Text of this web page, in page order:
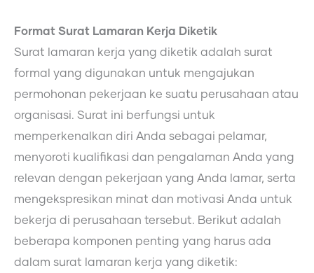
Format Surat Lamaran Kerja Diketik
Surat lamaran kerja yang diketik adalah surat
formal yang digunakan untuk mengajukan
permohonan pekerjaan ke suatu perusahaan atau
organisasi. Surat ini berfungsi untuk
memperkenalkan diri Anda sebagai pelamar,
menyoroti kualifikasi dan pengalaman Anda yang
relevan dengan pekerjaan yang Anda lamar, serta
mengekspresikan minat dan motivasi Anda untuk
bekerja di perusahaan tersebut. Berikut adalah
beberapa komponen penting yang harus ada
dalam surat lamaran kerja yang diketik: